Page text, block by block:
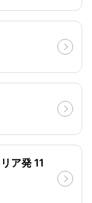
ア発 11